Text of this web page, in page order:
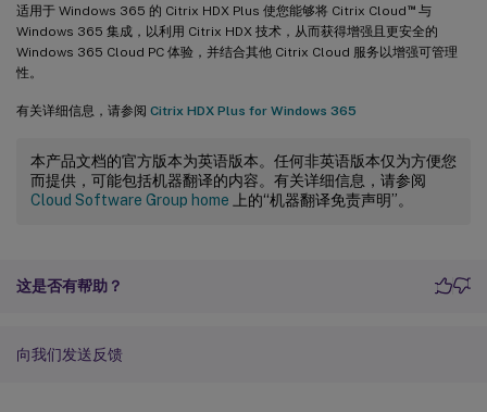
适用于 Windows 365 的 Citrix HDX Plus 使您能够将 Citrix Cloud ™与
Windows 365 集成，以利用 Citrix HDX 技术，从而获得增强且更安全的
Windows 365 Cloud PC 体验，并结合其他 Citrix Cloud 服务以增强可管理
性。
有关详细信息，请参阅 Citrix HDX Plus for Windows 365
本产品文档的官方版本为英语版本。任何非英语版本仅为方便您
而提供，可能包括机器翻译的内容。有关详细信息，请参阅
Cloud Software Group home 上的“机器翻译免责声明”。
这是否有帮助？
向我们发送反馈